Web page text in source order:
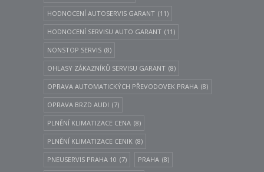
HODNOCENÍ AUTOSERVIS GARANT (11)
HODNOCENÍ SERVISU AUTO GARANT (11)
NONSTOP SERVIS (8)
OHLASY ZÁKAZNÍKŮ SERVISU GARANT (8)
OPRAVA AUTOMATICKÝCH PŘEVODOVEK PRAHA (8)
OPRAVA BRZD AUDI (7)
PLNĚNÍ KLIMATIZACE CENA (8)
PLNĚNÍ KLIMATIZACE CENIK (8)
PNEUSERVIS PRAHA 10 (7) PRAHA (8)